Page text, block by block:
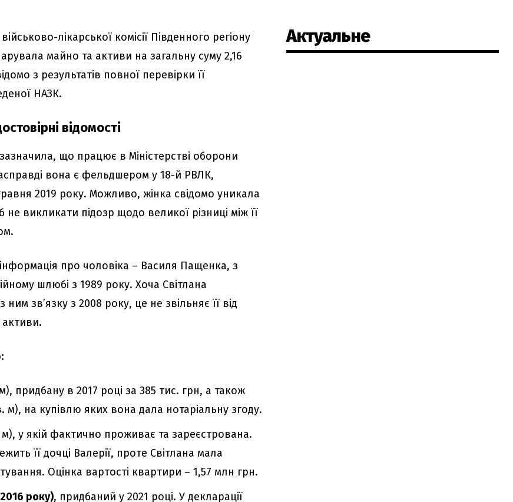
лікарської комісії Південного регіону
майно та активи на загальну суму 2,16
з результатів повної перевірки її
НАЗК.
відомості
що працює в Міністерстві оборони
вона є фельдшером у 18-й РВЛК,
2019 року. Можливо, жінка свідомо уникала
не викликати підозр щодо великої різниці між її
інформація про чоловіка – Василя Пащенка, з
шлюбі з 1989 року. Хоча Світлана
зв’язку з 2008 року, це не звільняє її від
активи.
придбану в 2017 році за 385 тис. грн, а також
м), на купівлю яких вона дала нотаріальну згоду.
у якій фактично проживає та зареєстрована.
її дочці Валерії, проте Світлана мала
Оцінка вартості квартири – 1,57 млн грн.
року), придбаний у 2021 році. У декларації
Актуальне